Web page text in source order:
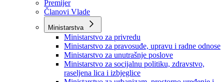
Vlada
Vlada BPK Goražde
Premijer
Članovi Vlade
Ministarstva
Ministarstvo za privredu
Ministarstvo za pravosuđe, upravu i radne odnose